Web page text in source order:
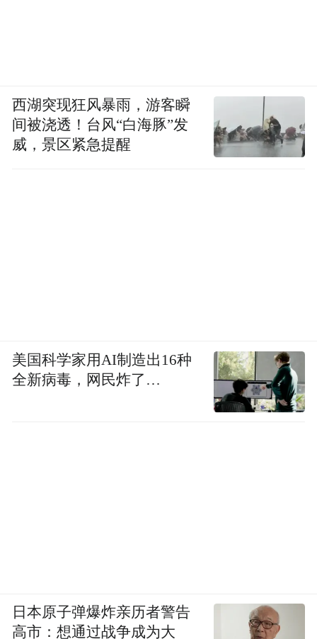
西湖突现狂风暴雨，游客瞬
间被浇透！台风“白海豚”发
威，景区紧急提醒
美国科学家用AI制造出16种
全新病毒，网民炸了…
日本原子弹爆炸亲历者警告
高市：想通过战争成为大